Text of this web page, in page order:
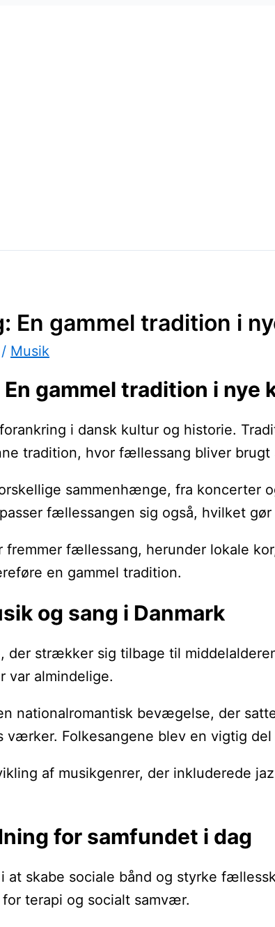
En gammel tradition i
/ Musik
gammel tradition i nye
i dansk kultur og historie.
tradition, hvor fællessang bliver
sammenhænge, fra koncerter
fællessangen sig også, hvilket
fremmer fællessang, herunder lokale
en gammel tradition.
og sang i Danmark
der strækker sig tilbage til
var almindelige.
nationalromantisk bevægelse, der
værker. Folkesangene blev en vigtig
af musikgenrer, der inkluderede
for samfundet i dag
skabe sociale bånd og styrke
terapi og socialt samvær.